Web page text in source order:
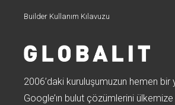
Builder Kullanım Kılavuzu
2006’daki kuruluşumuzun hemen bir
Google’ın bulut çözümlerini